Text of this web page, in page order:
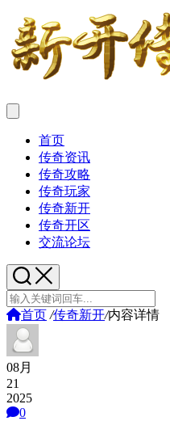
首页
传奇资讯
传奇攻略
传奇玩家
传奇新开
传奇开区
交流论坛
首页 /传奇新开/内容详情
08月
21
2025
0